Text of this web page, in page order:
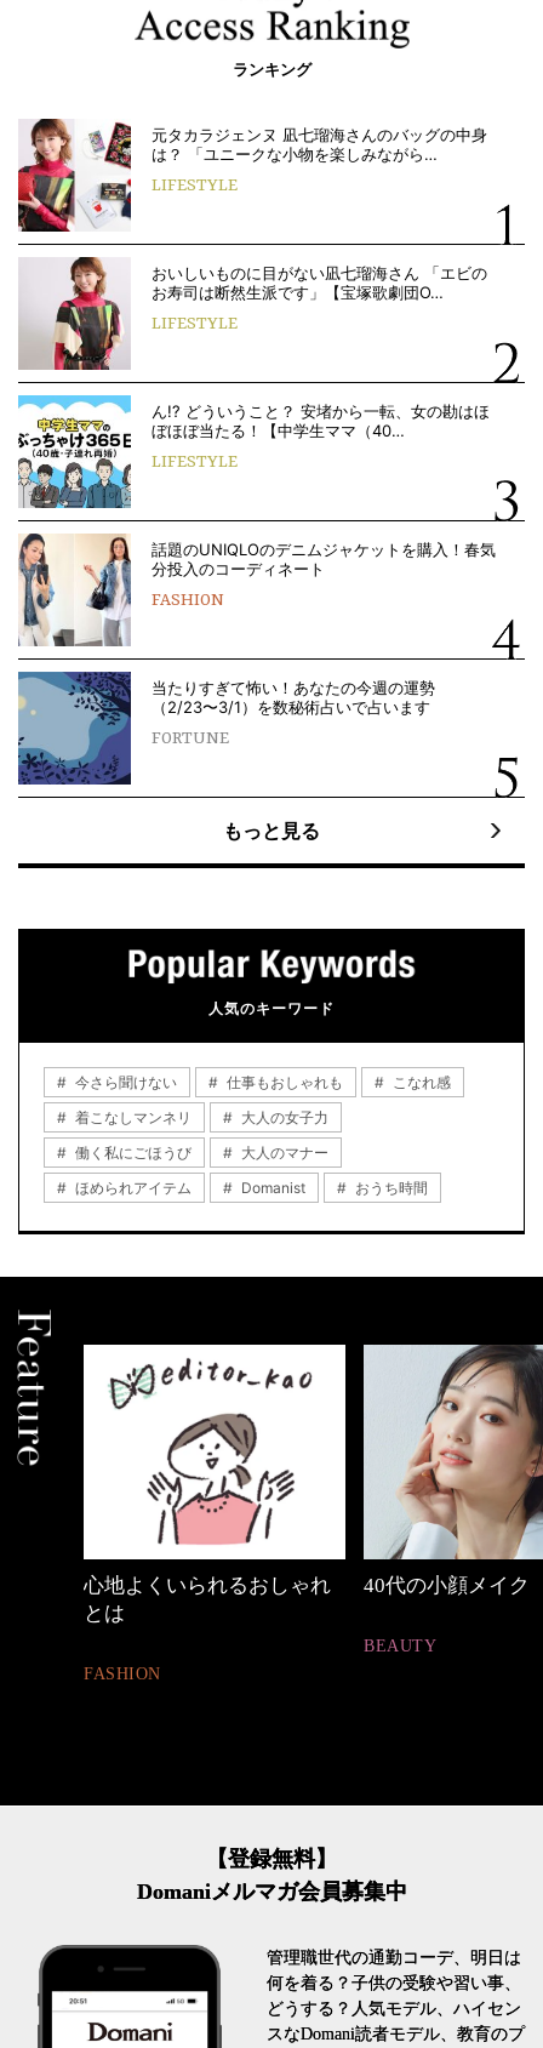
ランキング
元タカラジェンヌ 凪七瑠海さんのバッグの中身
は？ 「ユニークな小物を楽しみながら…
LIFESTYLE
おいしいものに目がない凪七瑠海さん 「エビの
お寿司は断然生派です」【宝塚歌劇団O…
LIFESTYLE
ん!? どういうこと？ 安堵から一転、女の勘はほ
ぼほぼ当たる！【中学生ママ（40…
LIFESTYLE
話題のUNIQLOのデニムジャケットを購入！春気
分投入のコーディネート
FASHION
当たりすぎて怖い！あなたの今週の運勢
（2/23〜3/1）を数秘術占いで占います
FORTUNE
もっと見る
人気のキーワード
今さら聞けない 仕事もおしゃれも
こなれ感
着こなしマンネリ
大人の女子力
働く私にごほうび
大人のマナー
ほめられアイテム
Domanist おうち時間
40代の小顔メイク
【ワーママのきれ
【登録無料】
Domaniメルマガ会員募集中
管理職世代の通勤コーデ、明日は
何を着る？子供の受験や習い事、
どうする？人気モデル、ハイセン
スなDomani読者モデル、教育のプ